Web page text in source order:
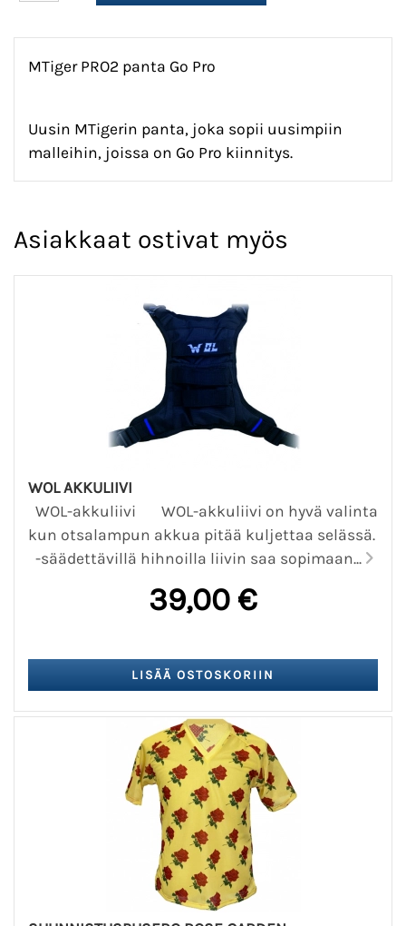
MTiger PRO2 panta Go Pro
Uusin MTigerin panta, joka sopii uusimpiin
malleihin, joissa on Go Pro kiinnitys.
Asiakkaat ostivat myös
WOL AKKULIIVI
WOL-akkuliivi WOL-akkuliivi on hyvä valinta
kun otsalampun akkua pitää kuljettaa selässä.
-säädettävillä hihnoilla liivin saa sopimaan...
39,00 €